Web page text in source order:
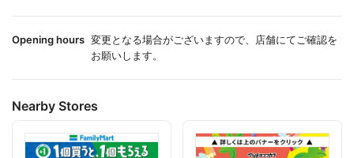
Opening hours 変更となる場合がございますので、店舗にてご確認を
お願いします。
Nearby Stores